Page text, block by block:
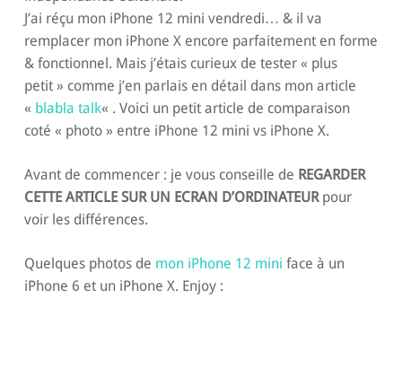
J’ai réçu mon iPhone 12 mini vendredi… & il va
remplacer mon iPhone X encore parfaitement en forme
& fonctionnel. Mais j’étais curieux de tester « plus
petit » comme j’en parlais en détail dans mon article
« blabla talk« . Voici un petit article de comparaison
coté « photo » entre iPhone 12 mini vs iPhone X.
Avant de commencer : je vous conseille de REGARDER
CETTE ARTICLE SUR UN ECRAN D’ORDINATEURpour
voir les différences.
Quelques photos de mon iPhone 12 mini face à un
iPhone 6 et un iPhone X. Enjoy :